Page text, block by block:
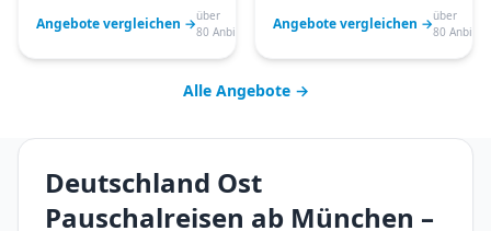
Angebote vergleichen →über
80 Anbieter
Angebote vergleichen →über
80
Alle Angebote →
Deutschland Ost
Pauschalreisen ab München –